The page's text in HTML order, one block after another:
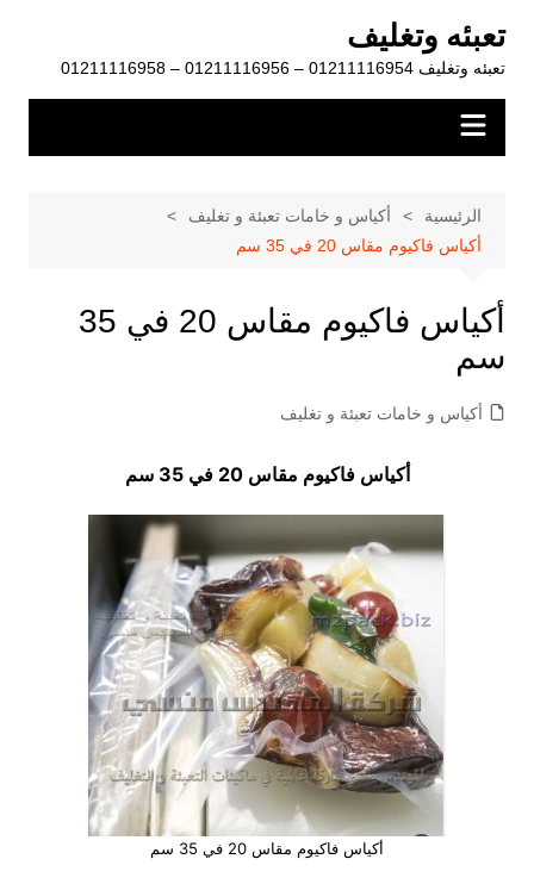
المحتوى
تعبئه وتغليف
تعبئه وتغليف 01211116954 – 01211116956 – 01211116958
الرئيسية
أكياس و خامات تعبئة و تغليف
أكياس فاكيوم مقاس 20 في 35 سم
أكياس فاكيوم مقاس 20 في 35
سم
أكياس و خامات تعبئة و تغليف
أكياس فاكيوم مقاس 20 في 35 سم
أكياس فاكيوم مقاس 20 في 35 سم